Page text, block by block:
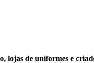
lojas de uniformes e